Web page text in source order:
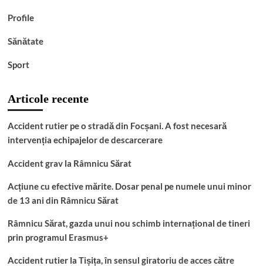
Profile
Sănătate
Sport
Articole recente
Accident rutier pe o stradă din Focșani. A fost necesară
intervenția echipajelor de descarcerare
Accident grav la Râmnicu Sărat
Acțiune cu efective mărite. Dosar penal pe numele unui minor
de 13 ani din Râmnicu Sărat
Râmnicu Sărat, gazda unui nou schimb internațional de tineri
prin programul Erasmus+
Accident rutier la Tișița, în sensul giratoriu de acces către